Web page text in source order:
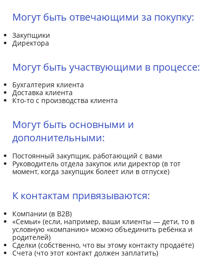
Могут быть отвечающими за покупку:
Закупщики
Директора
Могут быть участвующими в процессе:
Бухгалтерия клиента
Доставка клиента
Кто-то с производства клиента
Могут быть основными и
дополнительными:
Постоянный закупщик, работающий с вами
Руководитель отдела закупок или директор (в тот
момент, когда закупщик болеет или в отпуске)
К контактам привязываются:
Компании (в B2B)
«Семьи» (если, например, ваши клиенты — дети, то в
условную «компанию» можно объединить ребёнка и
родителей)
Сделки (собственно, что вы этому контакту продаёте)
Счета (что этот контакт должен заплатить)